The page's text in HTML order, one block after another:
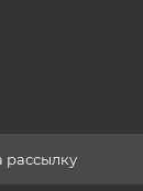
рассылку